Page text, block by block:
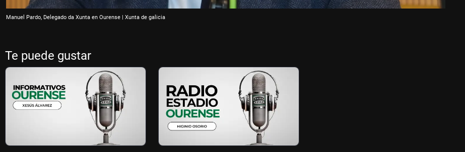
Manuel Pardo, Delegado da Xunta en Ourense | Xunta de galicia
Te puede gustar